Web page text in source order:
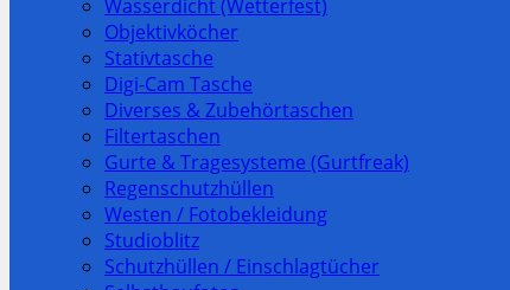
Wasserdicht (Wetterfest)
Objektivköcher
Stativtasche
Digi-Cam Tasche
Diverses & Zubehörtaschen
Filtertaschen
Gurte & Tragesysteme (Gurtfreak)
Regenschutzhüllen
Westen / Fotobekleidung
Studioblitz
Schutzhüllen / Einschlagtücher